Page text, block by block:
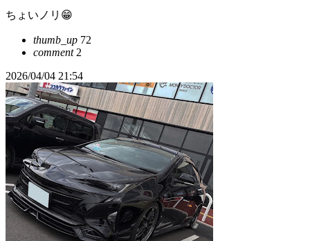
ちょいノリ😁
thumb_up 72
comment2
2026/04/04 21:54